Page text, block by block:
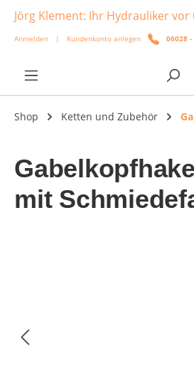
springen
Jörg Klement: Ihr Hydrauliker vor
Anmelden | Kundenkonto anlegen 06028
Shop Ketten und Zubehör
mit